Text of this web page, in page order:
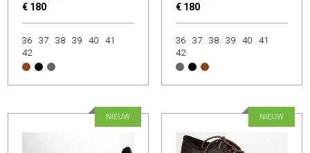
€ 180
36 37 38 39 40
41
42
€ 180
36 37 38 39 40
41
42
NIEUW NIEUW